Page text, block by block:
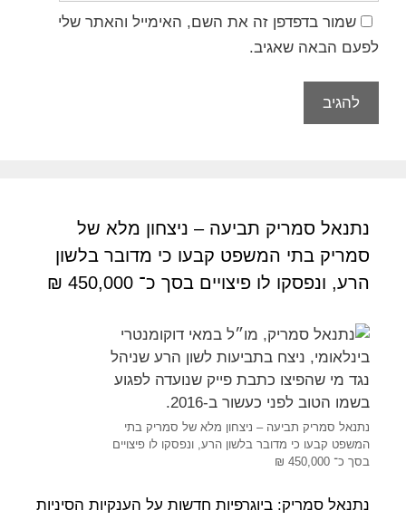
שמור בדפדפן זה את השם, האימייל והאתר שלי
לפעם הבאה שאגיב.
נתנאל סמריק תביעה – ניצחון מלא של
סמריק בתי המשפט קבעו כי מדובר בלשון
הרע, ונפסקו לו פיצויים בסך כ־ 450,000 ₪
נתנאל סמריק תביעה – ניצחון מלא של סמריק בתי
המשפט קבעו כי מדובר בלשון הרע, ונפסקו לו פיצויים
בסך כ־ 450,000 ₪
נתנאל סמריק: ביוגרפיות חדשות על הענקיות הסיניות